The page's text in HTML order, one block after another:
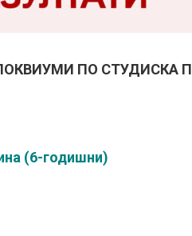
ПО СТУДИСКА
(6-годишни)